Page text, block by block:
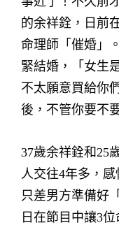
的余祥銓，日前
命理師「催婚」
緊結婚，「女生
不太願意買給你
後，不管你要不
37歲余祥銓和25
人交往4年多，
只差男方準備好
日在節目中讓3